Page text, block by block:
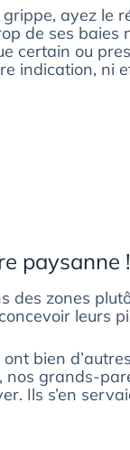
ayez le
de ses baies
certain ou
indication, ni
paysanne !
des zones
leurs
bien
nos grands-
Ils s’en